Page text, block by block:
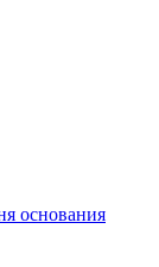
основания